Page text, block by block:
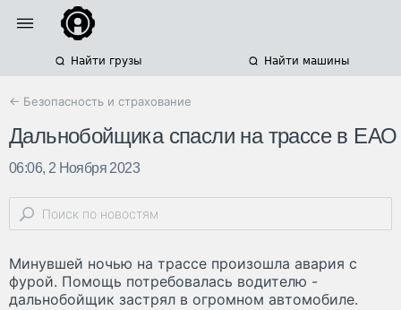
Найти грузы Найти машины
← Безопасность и страхование
Дальнобойщика спасли на трассе в ЕАО
06:06, 2 Ноября 2023
Минувшей ночью на трассе произошла авария с
фурой. Помощь потребовалась водителю -
дальнобойщик застрял в огромном автомобиле.